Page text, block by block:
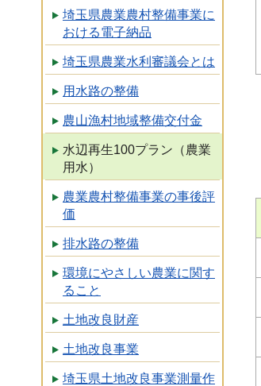
埼玉県農業農村整備事業に
おける電子納品
埼玉県農業水利審議会とは
用水路の整備
農山漁村地域整備交付金
水辺再生100プラン（農業
用水）
農業農村整備事業の事後評
価
排水路の整備
環境にやさしい農業に関す
ること
土地改良財産
土地改良事業
埼玉県土地改良事業測量作